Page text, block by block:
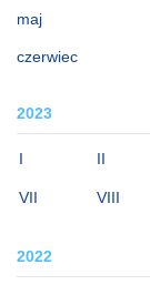
maj
czerwiec
2023
I II
VII VIII
2022